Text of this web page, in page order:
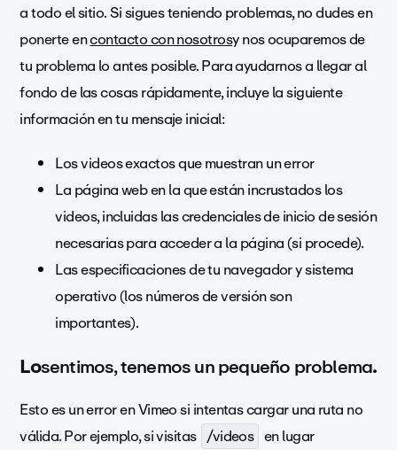
a todo el sitio.Si sigues teniendo problemas, no dudes en
ponerte encontacto con nosotrosy nos ocuparemos de
tu problema lo antes posible. Para ayudarnos a llegar al
fondo de las cosas rápidamente, incluye la siguiente
información en tu mensaje inicial:
Los videos exactos que muestran un error
La página web en la que están incrustados los
videos, incluidas las credenciales de inicio de sesión
necesarias para acceder a la página (si procede).
Las especificaciones de tu navegador y sistema
operativo (los números de versión son
importantes).
Losentimos, tenemos un pequeño problema.
Esto es un error en Vimeo si intentas cargar una ruta no
válida. Por ejemplo, si visitas /videos en lugar